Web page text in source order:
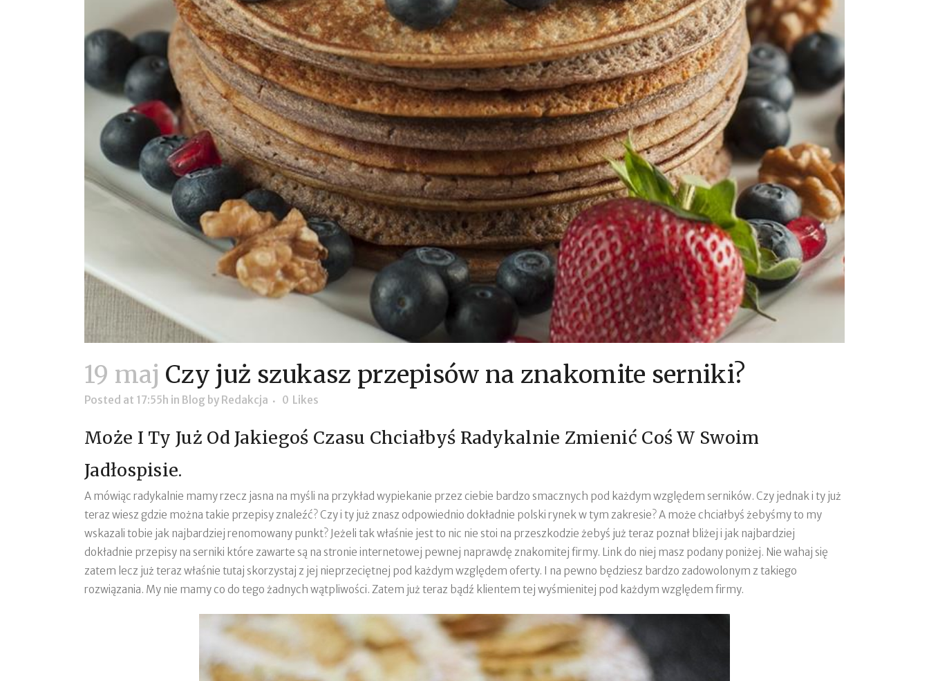
19 maj Czy już szukasz przepisów na znakomite serniki?
Posted at 17:55h in Blog by Redakcja 0 Likes
Może I Ty Już Od Jakiegoś Czasu Chciałbyś Radykalnie Zmienić Coś W Swoim
Jadłospisie.
A mówiąc radykalnie mamy rzecz jasna na myśli na przykład wypiekanie przez ciebie bardzo smacznych pod każdym względem serników. Czy jednak i ty już
teraz wiesz gdzie można takie przepisy znaleźć? Czy i ty już znasz odpowiednio dokładnie polski rynek w tym zakresie? A może chciałbyś żebyśmy to my
wskazali tobie jak najbardziej renomowany punkt? Jeżeli tak właśnie jest to nic nie stoi na przeszkodzie żebyś już teraz poznał bliżej i jak najbardziej
dokładnie przepisy na serniki które zawarte są na stronie internetowej pewnej naprawdę znakomitej firmy. Link do niej masz podany poniżej. Nie wahaj się
zatem lecz już teraz właśnie tutaj skorzystaj z jej nieprzeciętnej pod każdym względem oferty. I na pewno będziesz bardzo zadowolonym z takiego
rozwiązania. My nie mamy co do tego żadnych wątpliwości. Zatem już teraz bądź klientem tej wyśmienitej pod każdym względem firmy.